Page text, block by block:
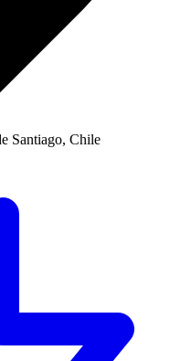
Santiago, Chile